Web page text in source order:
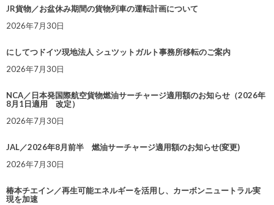
JR貨物／お盆休み期間の貨物列車の運転計画について
2026年7月30日
にしてつドイツ現地法人 シュツットガルト事務所移転のご案内
2026年7月30日
NCA／日本発国際航空貨物燃油サーチャージ適用額のお知らせ（2026年
8月1日適用 改定）
2026年7月30日
JAL／2026年8月前半 燃油サーチャージ適用額のお知らせ(変更)
2026年7月30日
椿本チエイン／再生可能エネルギーを活用し、カーボンニュートラル実
現を加速